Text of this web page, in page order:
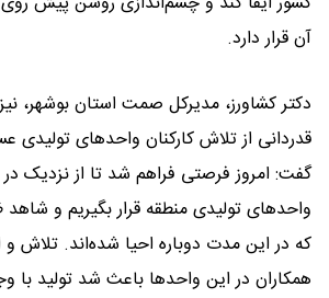
آن قرار دارد.
دکتر کشاورز، مدیرکل صمت استان بوشهر، نیز
قدردانی از تلاش کارکنان واحدهای تولیدی
گفت: امروز فرصتی فراهم شد تا از نزدیک
واحدهای تولیدی منطقه قرار بگیریم و
که در این مدت دوباره احیا شده‌اند. تلاش
همکاران در این واحدها باعث شد تولید